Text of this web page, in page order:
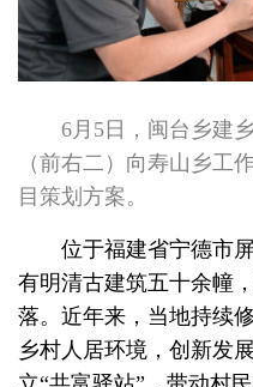
6月5日，闽台乡建
（前右二）向寿山乡工
目策划方案。
位于福建省宁德市
有明清古建筑五十余幢
落。近年来，当地持续
乡村人居环境，创新发